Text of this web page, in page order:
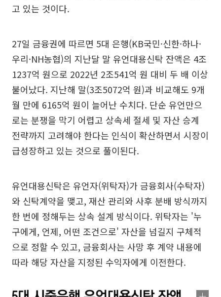
고 있는 것이다.
27일 금융권에 따르면 5대 은행(KB국민·신한·하나·
우리·NH농협)의 지난달 말 유언대용신탁 잔액은 4조
1237억 원으로 2022년 2조541억 원 대비 두 배 이상
불어났다. 지난해 말(3조5072억 원)과 비교해도 9개
월 만에 6165억 원이 늘어난 수치다. 단순 유언만으
로는 분쟁을 막기 어렵고 상속세 절세 및 자산 승계
전략까지 고려해야 한다는 인식이 확산하면서 시장이
급성장하고 있는 것으로 풀이된다.
유언대용신탁은 유언자(위탁자)가 금융회사(수탁자)
와 신탁계약을 맺고, 재산 관리와 사후 분배 방식까지
한 번에 정해두는 상속 설계 방식이다. 위탁자는 '누
구에게, 언제, 어떤 조건으로' 자산을 넘길지 구체적
으로 정할 수 있고, 금융회사는 사망 후 계약 내용에
따라 해당 자산을 지정된 수익자에게 이전한다.